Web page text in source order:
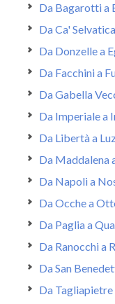
Da Bagarotti a
Da Ca'
Da Donzelle a
Da Facchini a
Da Gabella
Da Imperiale a
Da Libertà a
Da Maddalena
Da Napoli a
Da Ocche a
Da Paglia a
Da Ranocchi a
Da San
Da Tagliapietre